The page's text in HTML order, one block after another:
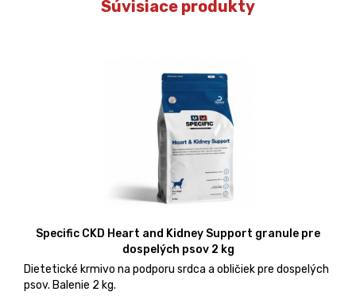
Súvisiace produkty
Specific CKD Heart and Kidney Support granule pre
dospelých psov 2 kg
Dietetické krmivo na podporu srdca a obličiek pre dospelých
psov. Balenie 2 kg.